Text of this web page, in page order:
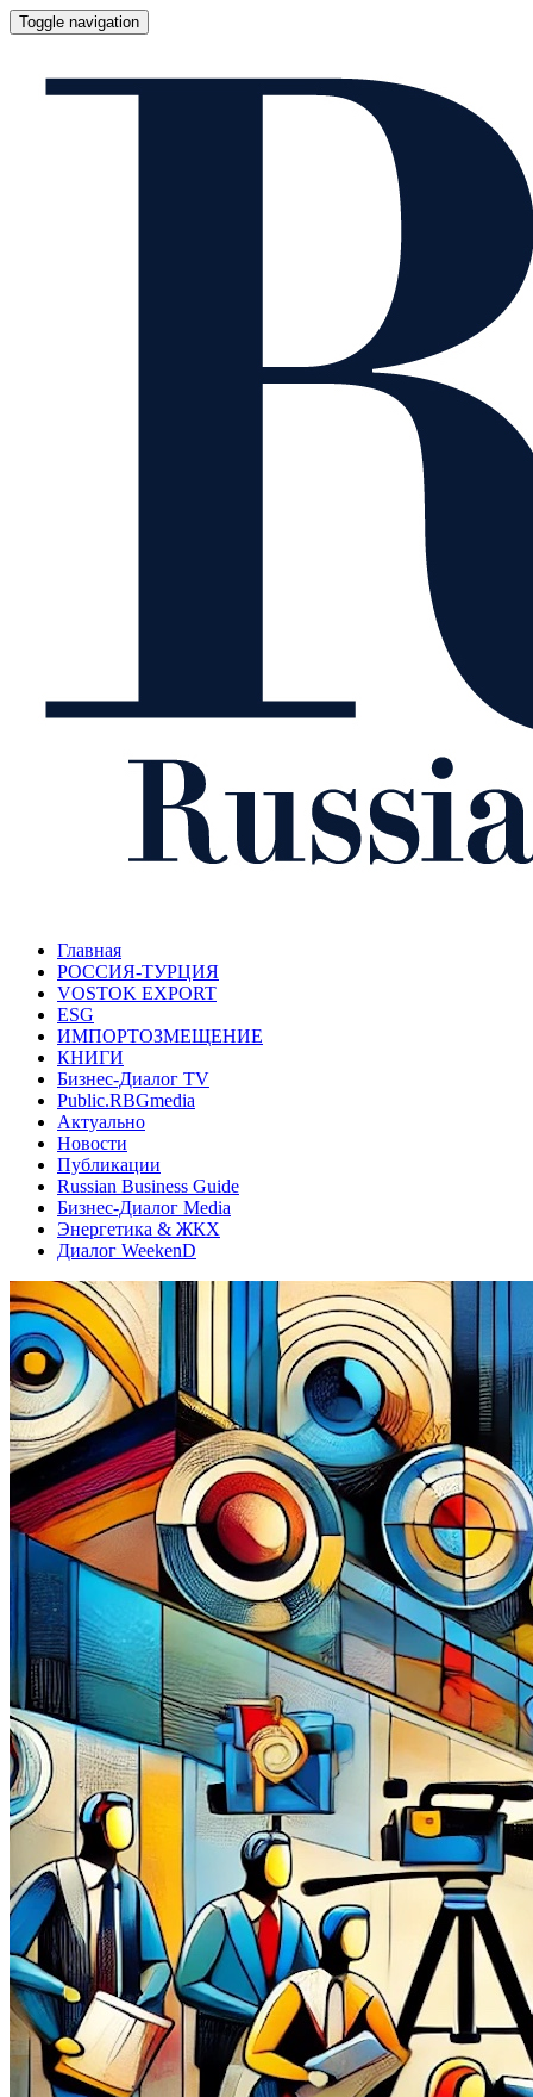
Toggle navigation
Главная
РОССИЯ-ТУРЦИЯ
VOSTOK EXPORT
ESG
ИМПОРТОЗМЕЩЕНИЕ
КНИГИ
Бизнес-Диалог TV
Public.RBGmedia
Актуально
Новости
Публикации
Russian Business Guide
Бизнес-Диалог Media
Энергетика & ЖКХ
Диалог WeekenD